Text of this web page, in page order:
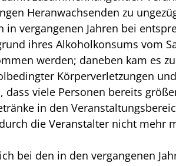
Heranwachsenden zu
in vergangenen Jahren bei
ihres Alkoholkonsums vom
werden; daneben kam es
Körperverletzungen
dass viele Personen bereits
in den
die Veranstalter nicht mehr
bei den in den vergangenen